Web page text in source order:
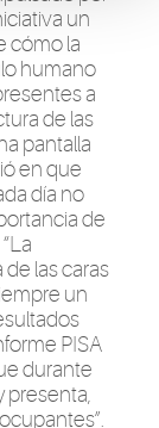
un
cómo la
humano
a
de las
pantalla
en que
día no
de
las caras
un
PISA
durante
presenta,